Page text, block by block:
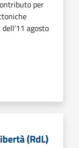
per
agosto
(RdL)